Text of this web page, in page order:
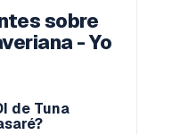
sobre
- Yo
de Tuna